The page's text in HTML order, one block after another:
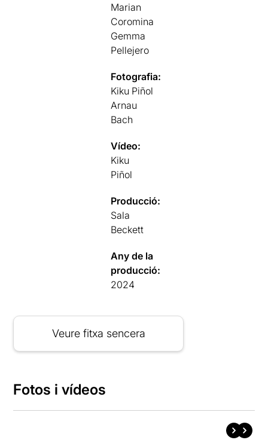
Marian
Coromina
Gemma
Pellejero
Fotografia:
Kiku Piñol
Arnau
Bach
Vídeo:
Kiku
Piñol
Producció:
Sala
Beckett
Any de la
producció:
2024
Veure fitxa sencera
Fotos i vídeos